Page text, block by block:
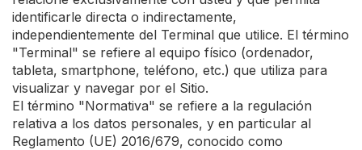
identificarle directa o indirectamente,
independientemente del Terminal que utilice. El término
"Terminal" se refiere al equipo físico (ordenador,
tableta, smartphone, teléfono, etc.) que utiliza para
visualizar y navegar por el Sitio.
El término "Normativa" se refiere a la regulación
relativa a los datos personales, y en particular al
Reglamento (UE) 2016/679, conocido como